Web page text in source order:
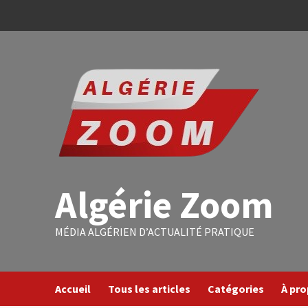
Algérie Zoom
MÉDIA ALGÉRIEN D’ACTUALITÉ PRATIQUE
Accueil Tous les articles Catégories À